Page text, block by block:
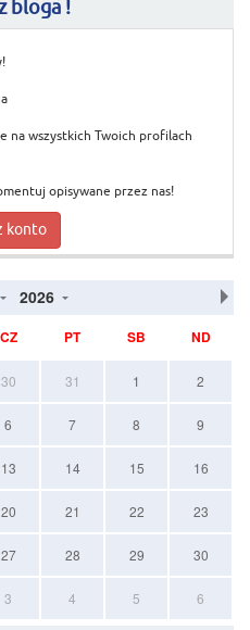
bloga !
na wszystkich Twoich profilach
opisywane przez nas!
konto
2026
CZ PT SB ND
30 31 1 2
6 7 8 9
13 14 15 16
20 21 22 23
27 28 29 30
3 4 5 6